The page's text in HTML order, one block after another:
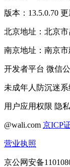
版本：13.5.0.70
北京地址：北京
南京地址：南京
开发者平台 微信
未成年人防沉迷系
用户应用权限 隐
@wali.com 京ICP
营业执照
京公网安备